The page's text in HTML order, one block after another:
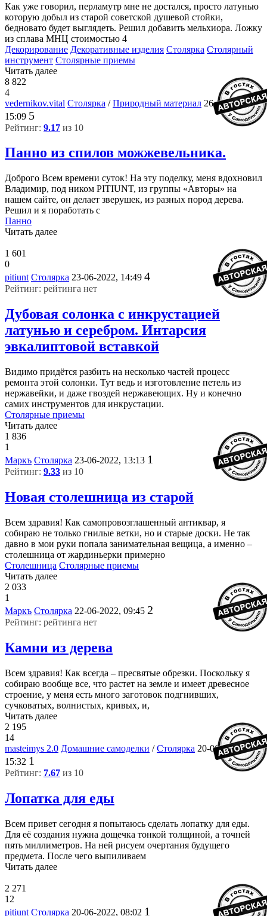
Как уже говорил, перламутр мне не достался, просто латунью
которую добыл из старой советской душевой стойки,
бедновато будет выглядеть. Решил добавить мельхиора. Ложку
из сплава МНЦ стоимостью 4
Декорирование Декоративные изделия Столярка Столярный
инструмент Столярные приемы
Читать далее
8 822
4
vedernikov.vital Столярка /Природный материал 26-06-2022,
15:09 5
Рейтинг: 9.17 из 10
Панно из спилов можжевельника.
Доброго Всем времени суток! На эту поделку, меня вдохновил
Владимир, под ником PITIUNT, из группы «Авторы» на
нашем сайте, он делает зверушек, из разных пород дерева.
Решил и я поработать с
Панно
Читать далее
1 601
0
pitiunt Столярка 23-06-2022, 14:49 4
Рейтинг: рейтинга нет
Дубовая солонка с инкрустацией
латунью и серебром. Интарсия
эвкалиптовой вставкой
Видимо придётся разбить на несколько частей процесс
ремонта этой солонки. Тут ведь и изготовление петель из
нержавейки, и даже гвоздей нержавеющих. Ну и конечно
самих инструментов для инкрустации.
Столярные приемы
Читать далее
1 836
1
Маркъ Столярка 23-06-2022, 13:13 1
Рейтинг: 9.33 из 10
Новая столешница из старой
Всем здравия! Как самопровозглашенный антиквар, я
собираю не только гнилые ветки, но и старые доски. Не так
давно в мои руки попала занимательная вещица, а именно –
столешница от жардиньерки примерно
Столешница Столярные приемы
Читать далее
2 033
1
Маркъ Столярка 22-06-2022, 09:45 2
Рейтинг: рейтинга нет
Камни из дерева
Всем здравия! Как всегда – пресвятые обрезки. Поскольку я
собираю вообще все, что растет на земле и имеет древесное
строение, у меня есть много заготовок подгнивших,
сучковатых, волнистых, кривых, и,
Читать далее
2 195
14
masteimys 2.0 Домашние самоделки /Столярка 20-06-2022,
15:32 1
Рейтинг: 7.67 из 10
Лопатка для еды
Всем привет сегодня я попытаюсь сделать лопатку для еды.
Для её создания нужна дощечка тонкой толщиной, а точней
пять миллиметров. На ней рисуем очертания будущего
предмета. После чего выпиливаем
Читать далее
2 271
12
pitiunt Столярка 20-06-2022, 08:02 1